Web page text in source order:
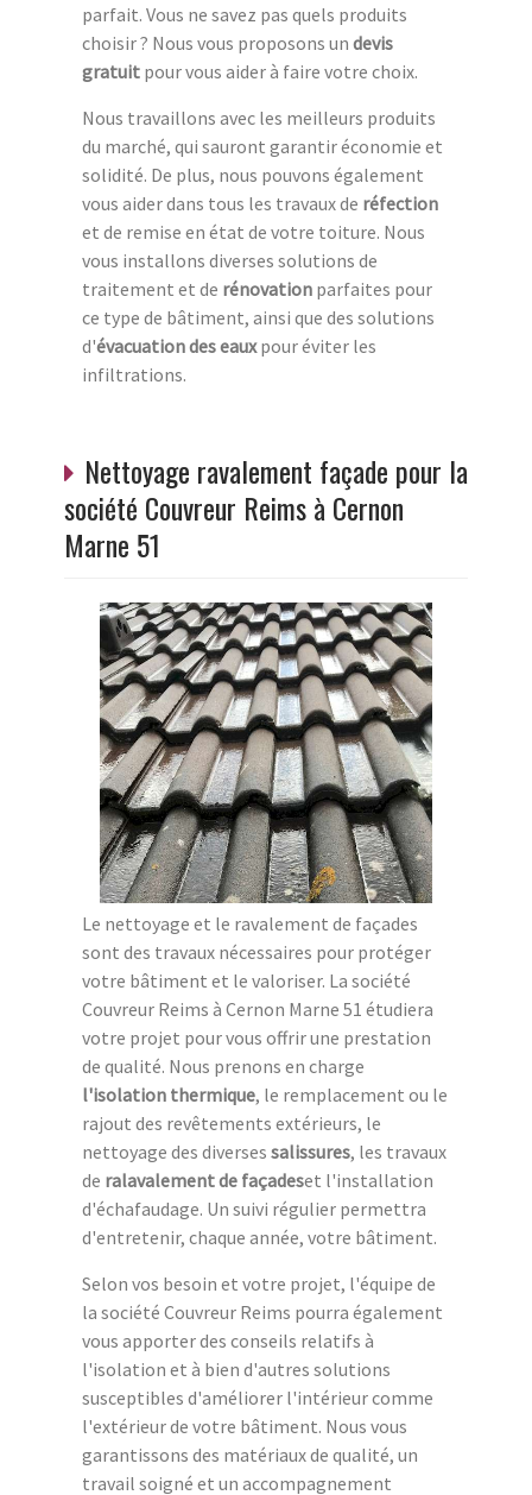
parfait. Vous ne savez pas quels produits
choisir ? Nous vous proposons un devis
gratuit pour vous aider à faire votre choix.
Nous travaillons avec les meilleurs produits
du marché, qui sauront garantir économie et
solidité. De plus, nous pouvons également
vous aider dans tous les travaux de réfection
et de remise en état de votre toiture. Nous
vous installons diverses solutions de
traitement et de rénovation parfaites pour
ce type de bâtiment, ainsi que des solutions
d'évacuation des eauxpour éviter les
infiltrations.
Nettoyage ravalement façade pour la
société Couvreur Reims à Cernon
Marne 51
Le nettoyage et le ravalement de façades
sont des travaux nécessaires pour protéger
votre bâtiment et le valoriser. La société
Couvreur Reims à Cernon Marne 51 étudiera
votre projet pour vous offrir une prestation
de qualité. Nous prenons en charge
l'isolation thermique, le remplacement ou le
rajout des revêtements extérieurs, le
nettoyage des diverses salissures, les travaux
de ralavalement de façadeset l'installation
d'échafaudage. Un suivi régulier permettra
d'entretenir, chaque année, votre bâtiment.
Selon vos besoin et votre projet, l'équipe de
la société Couvreur Reims pourra également
vous apporter des conseils relatifs à
l'isolation et à bien d'autres solutions
susceptibles d'améliorer l'intérieur comme
l'extérieur de votre bâtiment. Nous vous
garantissons des matériaux de qualité, un
travail soigné et un accompagnement